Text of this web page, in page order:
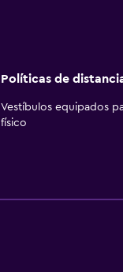
Políticas de
Vestíbulos equipados
físico